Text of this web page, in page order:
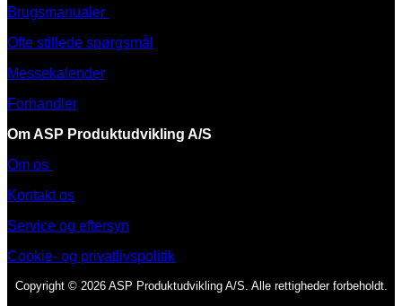
Brugsmanualer
Ofte stillede spørgsmål
Messekalender
Forhandler
Om ASP Produktudvikling A/S
Om os
Kontakt os
Service og eftersyn
Cookie- og privatlivspolitik
Copyright © 2026 ASP Produktudvikling A/S. Alle rettigheder forbeholdt.